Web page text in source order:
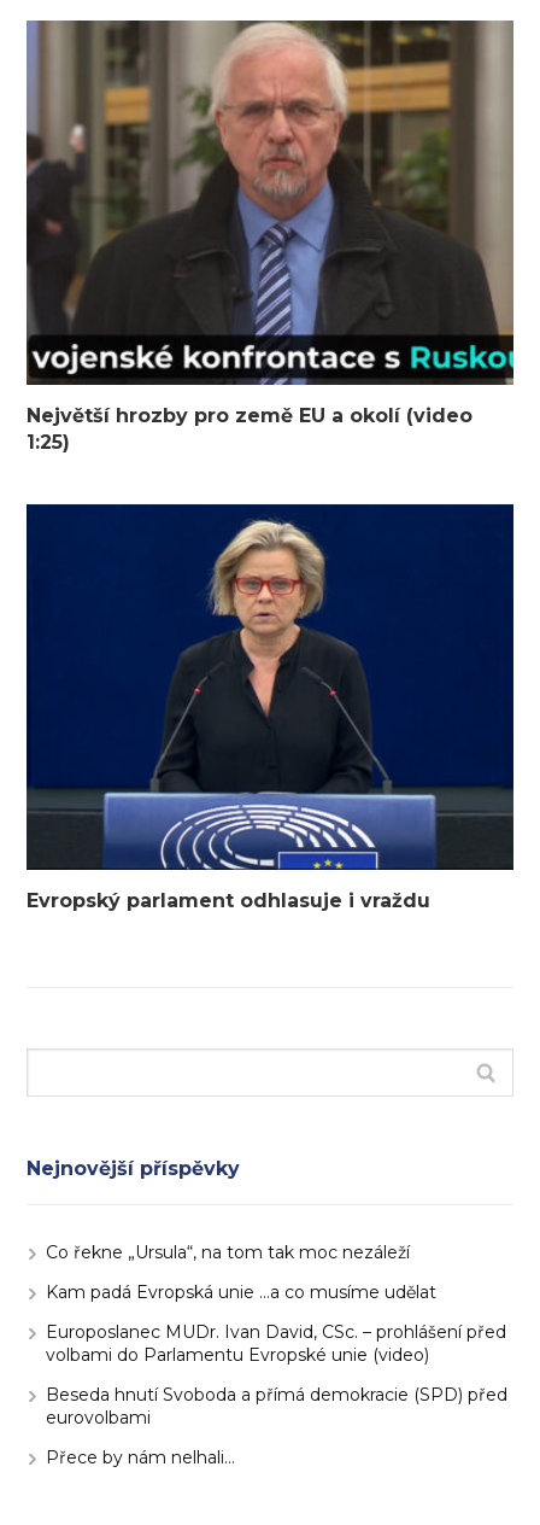
Největší hrozby pro země EU a okolí (video
1:25)
Evropský parlament odhlasuje i vraždu
Nejnovější příspěvky
Co řekne „Ursula“, na tom tak moc nezáleží
Kam padá Evropská unie …a co musíme udělat
Europoslanec MUDr. Ivan David, CSc. – prohlášení před
volbami do Parlamentu Evropské unie (video)
Beseda hnutí Svoboda a přímá demokracie (SPD) před
eurovolbami
Přece by nám nelhali…